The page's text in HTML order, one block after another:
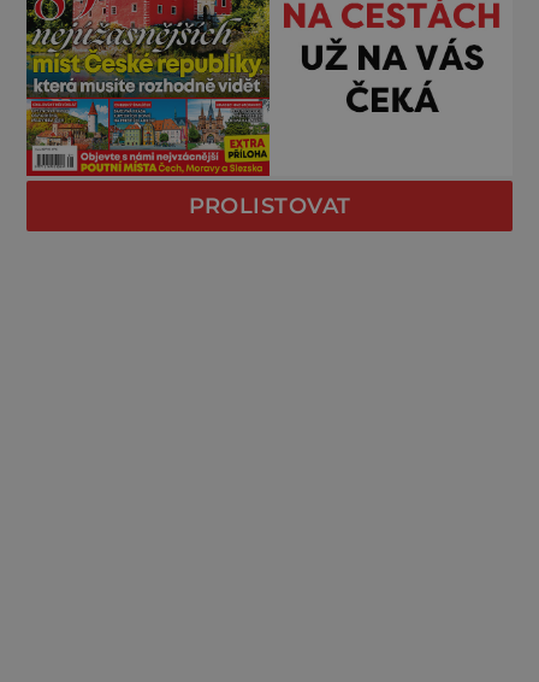
PROLISTOVAT